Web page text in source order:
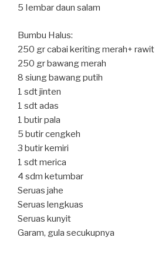
5 Iembar daun salam
Bumbu Halus:
250 gr cabai keriting merah+ rawit
250 gr bawang merah
8 siung bawang putih
1 sdt jinten
1 sdt adas
1 butir pala
5 butir cengkeh
3 butir kemiri
1 sdt merica
4 sdm ketumbar
Seruas jahe
Seruas lengkuas
Seruas kunyit
Garam, gula secukupnya